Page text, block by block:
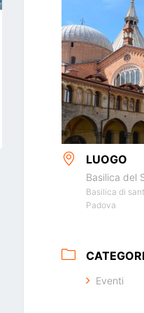
LUOGO
Basilica del
Basilica di
Padova
Eventi